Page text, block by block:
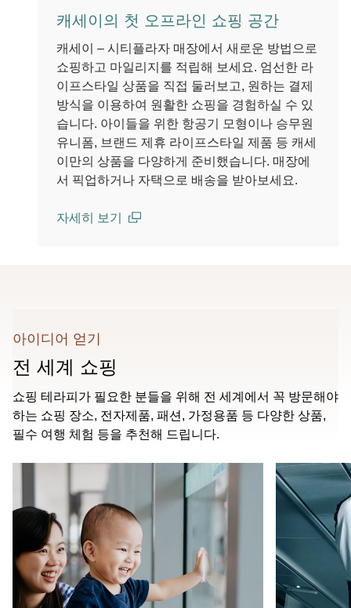
캐세이의 첫 오프라인 쇼핑 공간
캐세이 – 시티플라자 매장에서 새로운 방법으로
쇼핑하고 마일리지를 적립해 보세요. 엄선한 라
이프스타일 상품을 직접 둘러보고, 원하는 결제
방식을 이용하여 원활한 쇼핑을 경험하실 수 있
습니다. 아이들을 위한 항공기 모형이나 승무원
유니폼, 브랜드 제휴 라이프스타일 제품 등 캐세
이만의 상품을 다양하게 준비했습니다. 매장에
서 픽업하거나 자택으로 배송을 받아보세요.
자세히 보기
아이디어 얻기
전 세계 쇼핑
쇼핑 테라피가 필요한 분들을 위해 전 세계에서 꼭 방문해야
하는 쇼핑 장소, 전자제품, 패션, 가정용품 등 다양한 상품,
필수 여행 체험 등을 추천해 드립니다.